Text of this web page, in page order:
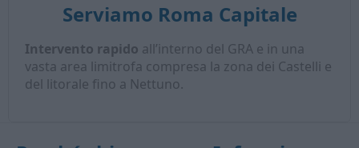
Serviamo Roma Capitale
Intervento rapido all’interno del GRA e in una
vasta area limitrofa compresa la zona dei Castelli e
del litorale fino a Nettuno.